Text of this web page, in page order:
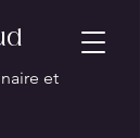
et